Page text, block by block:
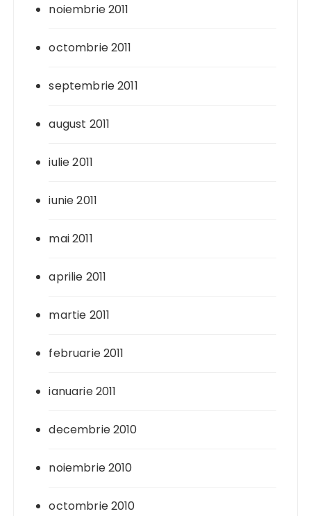
noiembrie 2011
octombrie 2011
septembrie 2011
august 2011
iulie 2011
iunie 2011
mai 2011
aprilie 2011
martie 2011
februarie 2011
ianuarie 2011
decembrie 2010
noiembrie 2010
octombrie 2010